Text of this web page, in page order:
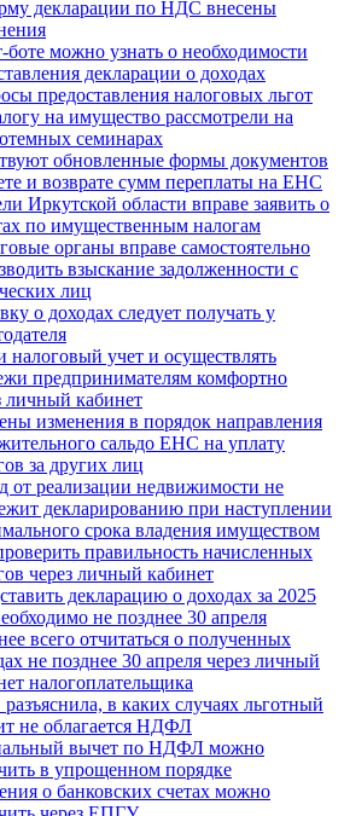
декларации по НДС внесены
боте можно узнать о необходимости
декларации о доходах
предоставления налоговых льгот
на имущество рассмотрели на
семинарах
обновленные формы документов
и возврате сумм переплаты на ЕНС
Иркутской области вправе заявить о
по имущественным налогам
органы вправе самостоятельно
взыскание задолженности с
лиц
о доходах следует получать у
налоговый учет и осуществлять
предпринимателям комфортно
личный кабинет
изменения в порядок направления
сальдо ЕНС на уплату
за других лиц
от реализации недвижимости не
декларированию при наступлении
срока владения имуществом
правильность начисленных
через личный кабинет
декларацию о доходах за 2025
не позднее 30 апреля
всего отчитаться о полученных
не позднее 30 апреля через личный
налогоплательщика
в каких случаях льготный
не облагается НДФЛ
вычет по НДФЛ можно
в упрощенном порядке
о банковских счетах можно